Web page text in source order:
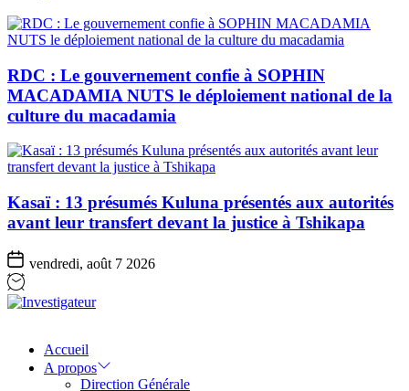
RDC : Le gouvernement confie à SOPHIN
MACADAMIA NUTS le déploiement national de la
culture du macadamia
Kasaï : 13 présumés Kuluna présentés aux autorités
avant leur transfert devant la justice à Tshikapa
vendredi, août 7 2026
Accueil
A propos
Direction Générale